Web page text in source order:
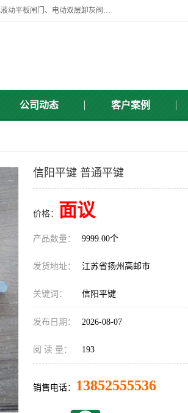
扬州中悦机械有限公司目前主要产品有：全自动液压纠偏器、液压拉紧、电液动三通分料器、电液动犁式卸料器、电液动平板闸门、电动双层卸灰阀、标准件、紧固件、液压泵站、新型电液推杆、皮带全自动液压调正器等，以及除尘通风类百余种产品系列。产品广泛适用于矿山、电力、煤矿、冶金、交通、化工、水利等行业。
公司动态 客户案例
信阳平键 普通平键
价格： 面议
产品数量： 9999.00个
发货地址： 江苏省扬州高邮市
关键词： 信阳平键
发布日期： 2026-08-07
阅 读 量： 193
销售电话： 13852555536